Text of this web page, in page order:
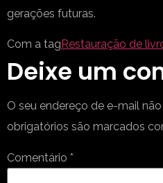
gerações futuras.
Com a tagRestauração de
Deixe um
O seu endereço de e-mail
obrigatórios são marcados
Comentário *